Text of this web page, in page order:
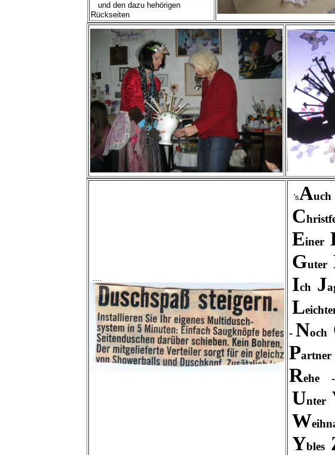
und den dazu hehörigen
Rückseiten
....
'sAuch
C
Einer
Guter
Ich J
L
- Noch
Partner
Rehe -
Unter
W
Ybles